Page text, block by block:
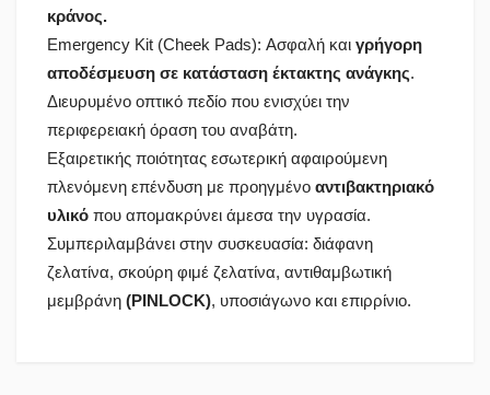
κράνος.
Emergency Kit (Cheek Pads): Ασφαλή και γρήγορη
αποδέσμευση σε κατάσταση έκτακτης ανάγκης.
Διευρυμένο οπτικό πεδίο που ενισχύει την
περιφερειακή όραση του αναβάτη.
Εξαιρετικής ποιότητας εσωτερική αφαιρούμενη
πλενόμενη επένδυση με προηγμένο αντιβακτηριακό
υλικό που απομακρύνει άμεσα την υγρασία.
Συμπεριλαμβάνει στην συσκευασία: διάφανη
ζελατίνα, σκούρη φιμέ ζελατίνα, αντιθαμβωτική
μεμβράνη (PINLOCK), υποσιάγωνο και επιρρίνιο.